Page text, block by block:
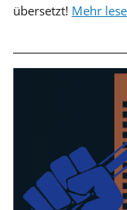
übersetzt! Mehr